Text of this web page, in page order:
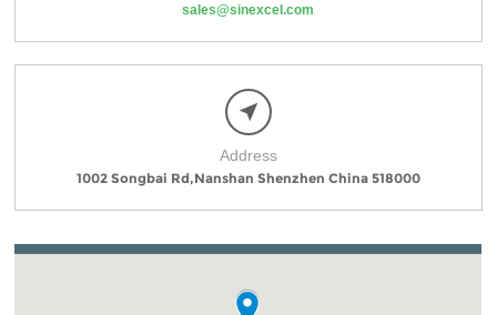
sales@sinexcel.com
Address
1002 Songbai Rd,Nanshan Shenzhen China 518000